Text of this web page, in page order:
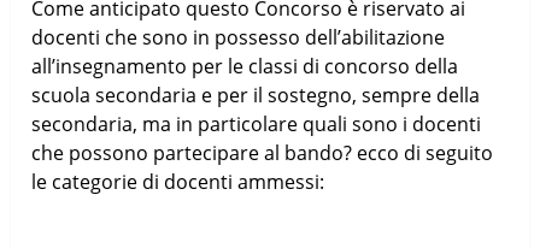
Come anticipato questo Concorso è riservato ai
docenti che sono in possesso dell’abilitazione
all’insegnamento per le classi di concorso della
scuola secondaria e per il sostegno, sempre della
secondaria, ma in particolare quali sono i docenti
che possono partecipare al bando? ecco di seguito
le categorie di docenti ammessi: